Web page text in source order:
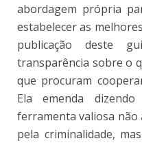
abordagem própria
estabelecer as
publicação deste
transparência sobre o
que procuram
Ela emenda
ferramenta valiosa não
pela criminalidade,